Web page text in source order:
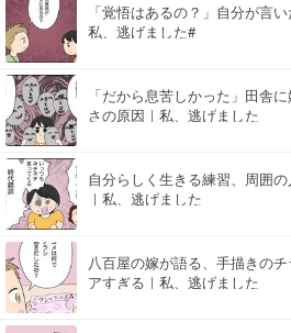
「覚悟はあるの？」自分が言
私、逃げました#
「だから息苦しかった」田舎
さの原因｜私、逃げました
自分らしく生きる練習、周囲
｜私、逃げました
八百屋の嫁が語る、手描きの
アすぎる｜私、逃げました